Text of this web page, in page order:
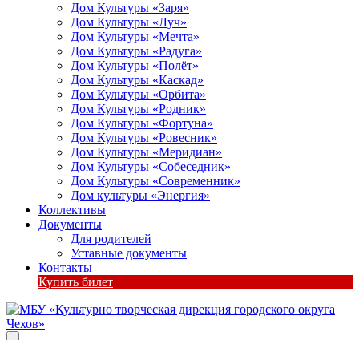
Дом Культуры «Заря»
Дом Культуры «Луч»
Дом Культуры «Мечта»
Дом Культуры «Радуга»
Дом Культуры «Полёт»
Дом Культуры «Каскад»
Дом Культуры «Орбита»
Дом Культуры «Родник»
Дом Культуры «Фортуна»
Дом Культуры «Ровесник»
Дом Культуры «Меридиан»
Дом Культуры «Собеседник»
Дом Культуры «Современник»
Дом культуры «Энергия»
Коллективы
Документы
Для родителей
Уставные документы
Контакты
Купить билет